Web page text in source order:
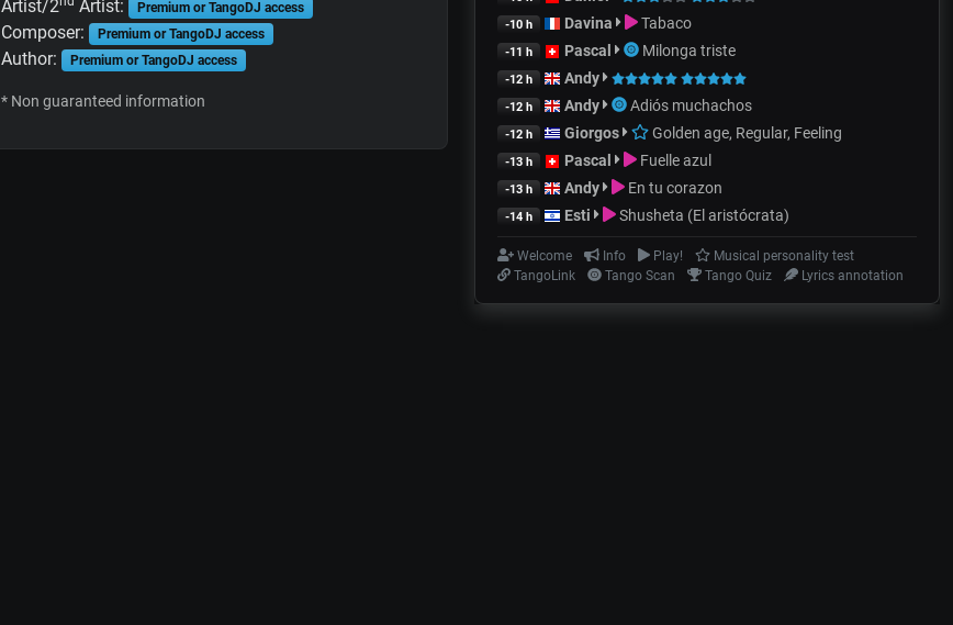
Artist/2 Artist: Premium or TangoDJ access
Composer: Premium or TangoDJ access
Author: Premium or TangoDJ access
* Non guaranteed information
-10 h Davina Tabaco
-11 h Pascal Milonga triste
-12 h Andy
-12 h Andy Adiós muchachos
-12 h Giorgos Golden age, Regular, Feeling
-13 h Pascal Fuelle azul
-13 h Andy En tu corazon
-14 h Esti Shusheta (El aristócrata)
Welcome Info Play!
Musical personality test
TangoLink
Tango Scan Tango Quiz Lyrics annotation